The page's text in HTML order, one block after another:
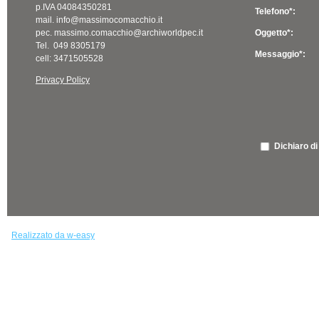
p.IVA 04084350281
mail. info@massimocomacchio.it
pec. massimo.comacchio@archiworldpec.it
Tel. 049 8305179
cell: 3471505528
Privacy Policy
Telefono*:
Oggetto*:
Messaggio*:
Dichiaro
Realizzato da w-easy